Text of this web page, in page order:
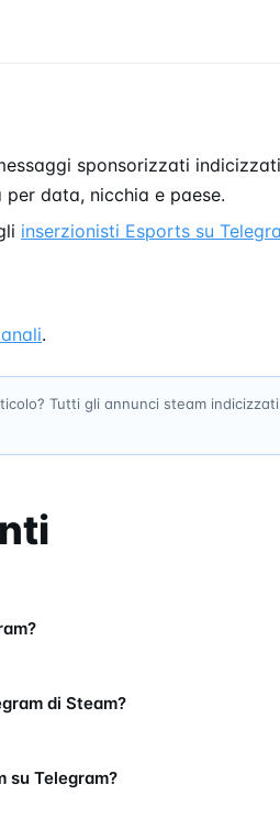
sponsorizzati
per data, nicchia e paese.
inserzionisti Esports su
.
Tutti gli annunci steam
di Steam?
su Telegram?